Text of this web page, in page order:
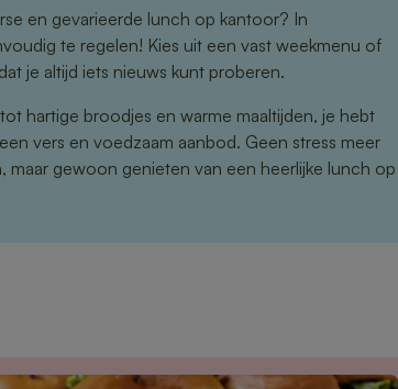
en gevarieerde lunch op kantoor? In
te regelen! Kies uit een vast weekmenu of
je altijd iets nieuws kunt proberen.
hartige broodjes en warme maaltijden, je hebt
vers en voedzaam aanbod. Geen stress meer
maar gewoon genieten van een heerlijke lunch op